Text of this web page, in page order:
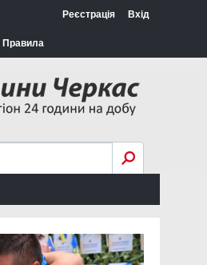
Правила
Реєстрація Вхід